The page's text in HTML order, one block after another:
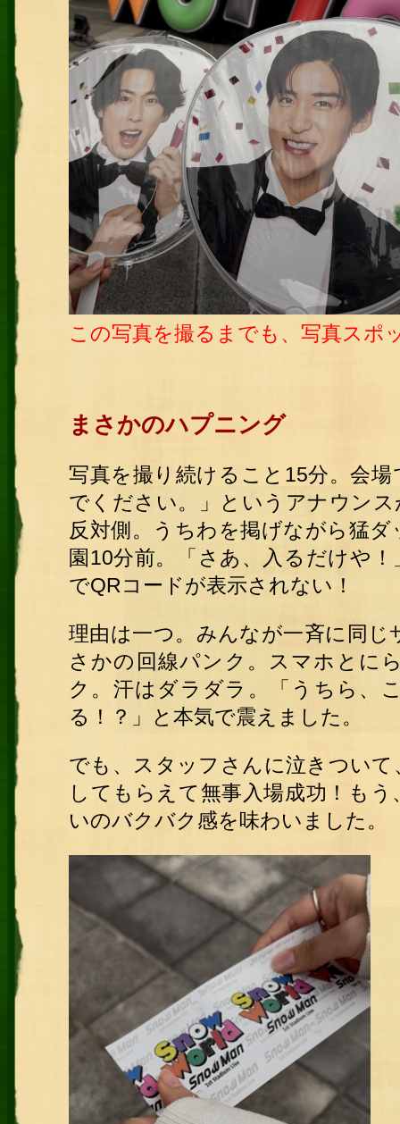
この写真を撮るまでも、写真スポ
まさかのハプニング
写真を撮り続けること15分。会
でください。」というアナウン
反対側。うちわを掲げながら猛
園10分前。「さあ、入るだけや
でQRコードが表示されない！
理由は一つ。みんなが一斉に同
さかの回線パンク。スマホとに
ク。汗はダラダラ。「うちら、
る！？」と本気で震えました。
でも、スタッフさんに泣きつい
してもらえて無事入場成功！も
いのバクバク感を味わいました。